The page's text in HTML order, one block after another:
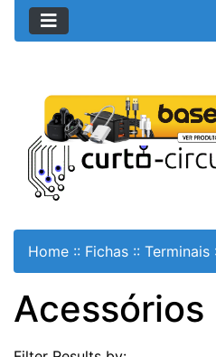
Home :: Fichas :: Terminais
Acessórios